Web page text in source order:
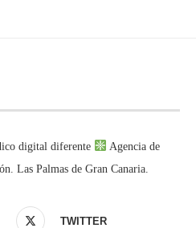
digital diferente
Agencia de
Las Palmas de Gran Canaria.
TWITTER